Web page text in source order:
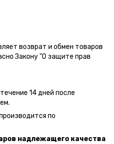
возврат и обмен товаров
Закону "О защите прав
14 дней после
по
надлежащего качества